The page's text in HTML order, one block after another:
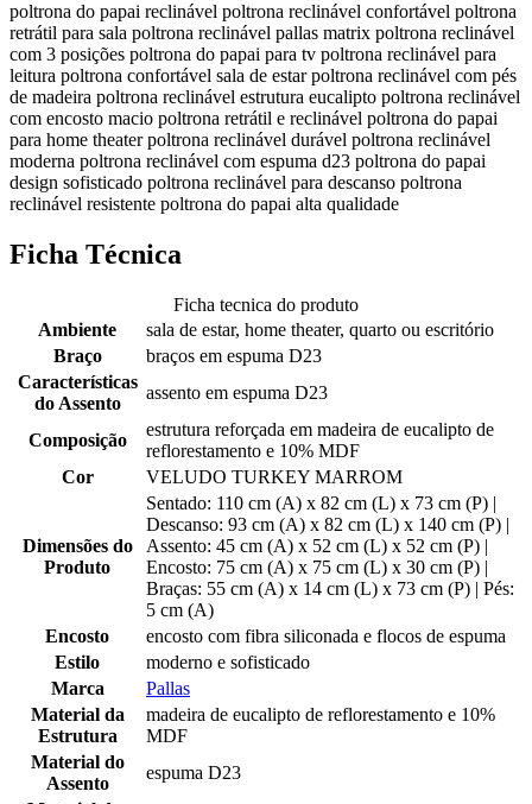
poltrona do papai reclinável poltrona reclinável confortável poltrona
retrátil para sala poltrona reclinável pallas matrix poltrona reclinável
com 3 posições poltrona do papai para tv poltrona reclinável para
leitura poltrona confortável sala de estar poltrona reclinável com pés
de madeira poltrona reclinável estrutura eucalipto poltrona reclinável
com encosto macio poltrona retrátil e reclinável poltrona do papai
para home theater poltrona reclinável durável poltrona reclinável
moderna poltrona reclinável com espuma d23 poltrona do papai
design sofisticado poltrona reclinável para descanso poltrona
reclinável resistente poltrona do papai alta qualidade
Ficha Técnica
Ficha tecnica do produto
Ambiente
sala de estar, home theater, quarto ou escritório
Braço
braços em espuma D23
Características
do Assento
assento em espuma D23
Composição
estrutura reforçada em madeira de eucalipto de
reflorestamento e 10% MDF
Cor
VELUDO TURKEY MARROM
Dimensões do
Produto
Sentado: 110 cm (A) x 82 cm (L) x 73 cm (P) |
Descanso: 93 cm (A) x 82 cm (L) x 140 cm (P) |
Assento: 45 cm (A) x 52 cm (L) x 52 cm (P) |
Encosto: 75 cm (A) x 75 cm (L) x 30 cm (P) |
Braças: 55 cm (A) x 14 cm (L) x 73 cm (P) | Pés:
5 cm (A)
Encosto
encosto com fibra siliconada e flocos de espuma
Estilo
moderno e sofisticado
Marca
Pallas
Material da
Estrutura
madeira de eucalipto de reflorestamento e 10%
MDF
Material do
Assento
espuma D23